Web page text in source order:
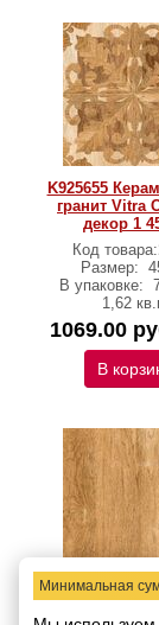
K925655
гранит Vitra
декор 1
Код товара:
Размер:
В упаковке:
1,62
1069.00
В
K925633
Минимальная